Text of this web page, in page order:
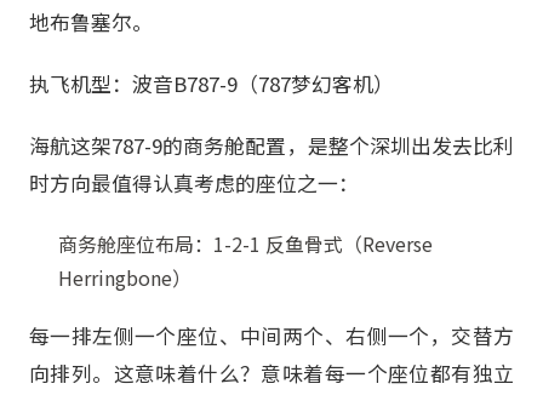
地布鲁塞尔。
执飞机型：波音B787-9（787梦幻客机）
海航这架787-9的商务舱配置，是整个深圳出发去比利
时方向最值得认真考虑的座位之一：
商务舱座位布局：1-2-1 反鱼骨式（Reverse
Herringbone）
每一排左侧一个座位、中间两个、右侧一个，交替方
向排列。这意味着什么？意味着每一个座位都有独立